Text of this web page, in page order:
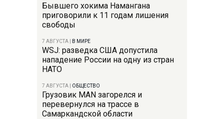
Бывшего хокима Намангана
приговорили к 11 годам лишения
свободы
7 АВГУСТА В МИРЕ
WSJ: разведка США допустила
нападение России на одну из стран
НАТО
7 АВГУСТА ОБЩЕСТВО
Грузовик MAN загорелся и
перевернулся на трассе в
Самаркандской области